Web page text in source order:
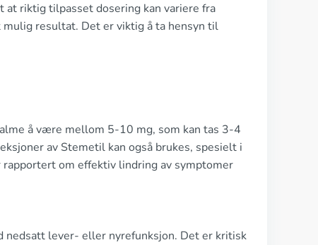
riktig tilpasset dosering kan variere fra
resultat. Det er viktig å ta hensyn til
å være mellom 5-10 mg, som kan tas 3-4
av Stemetil kan også brukes, spesielt i
om effektiv lindring av symptomer
nedsatt lever- eller nyrefunksjon. Det er kritisk